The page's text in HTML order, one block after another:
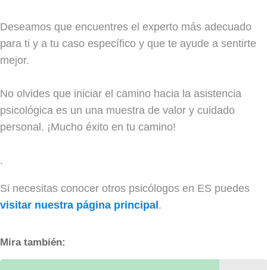
Deseamos que encuentres el experto más adecuado
para ti y a tu caso específico y que te ayude a sentirte
mejor.
No olvides que iniciar el camino hacia la asistencia
psicológica es un una muestra de valor y cuidado
personal. ¡Mucho éxito en tu camino!
.
Si necesitas conocer otros psicólogos en ES puedes
visitar nuestra página principal.
Mira también: